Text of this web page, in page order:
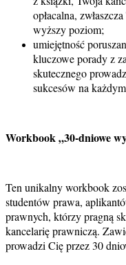
opłacalna,
wyższy poziom;
umiejętność
kluczowe porady z
skutecznego
sukcesów na
Workbook „30-dniowe
Ten unikalny workbook
studentów prawa,
prawnych, którzy pragną
kancelarię prawniczą.
prowadzi Cię przez 30